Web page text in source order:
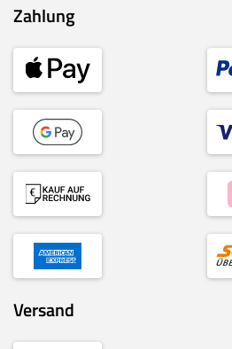
Zahlung
Versand